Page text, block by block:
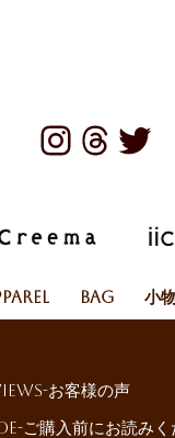
Bag 小
お客様の声
ご購入前にお読みく